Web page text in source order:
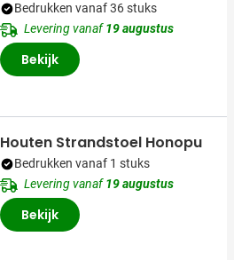
Bedrukken vanaf 36 stuks
Levering vanaf19 augustus
Bekijk
Houten Strandstoel Honopu
Bedrukken vanaf 1 stuks
Levering vanaf19 augustus
Bekijk